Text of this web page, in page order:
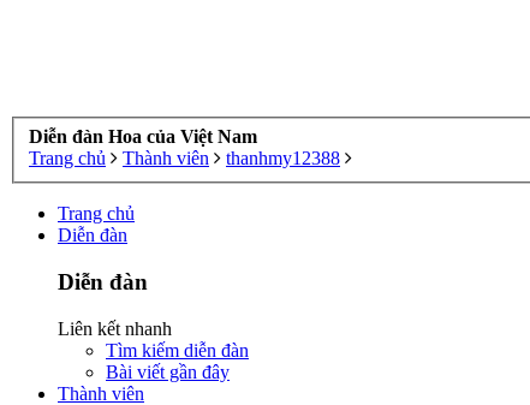
Diễn đàn Hoa của Việt Nam
Trang chủ
Thành viên thanhmy12388
Trang chủ
Diễn đàn
Diễn đàn
Liên kết nhanh
Tìm kiếm diễn đàn
Bài viết gần đây
Thành viên